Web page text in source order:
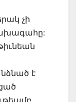
չի
է